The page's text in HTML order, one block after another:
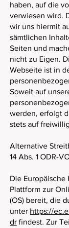
haben, auf die
verwiesen wird.
wir uns hiermit
sämtlichen
Seiten und
nicht zu Eigen.
Webseite ist in
Soweit auf
werden, erfolgt
stets auf
Alternative
14 Abs. 1 ODR-
Die
Plattform zur
(OS) bereit, die
unter https://
dr findest. Zur